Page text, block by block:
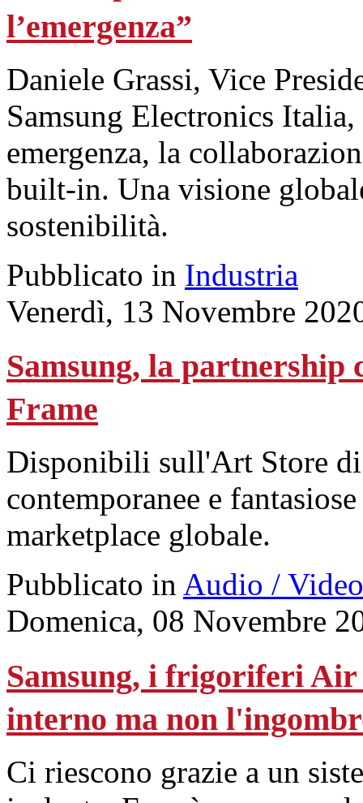
l’emergenza”
Daniele Grassi, Vice
Samsung Electronics
emergenza, la
built-in. Una visione
sostenibilità.
Pubblicato in Industria
Venerdì, 13 Novembre
Samsung, la
Frame
Disponibili sull'Art Store di
contemporanee e
marketplace globale.
Pubblicato in Audio / Video
Domenica, 08 Novembre
Samsung, i frigoriferi Air
interno ma non
Ci riescono grazie a un